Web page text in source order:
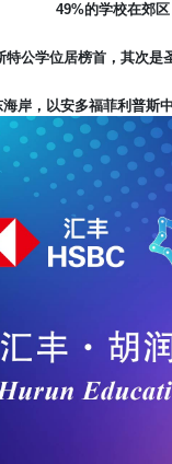
49%的学校在郊
特公学位居榜首，其次是
岸，以安多福菲利普斯